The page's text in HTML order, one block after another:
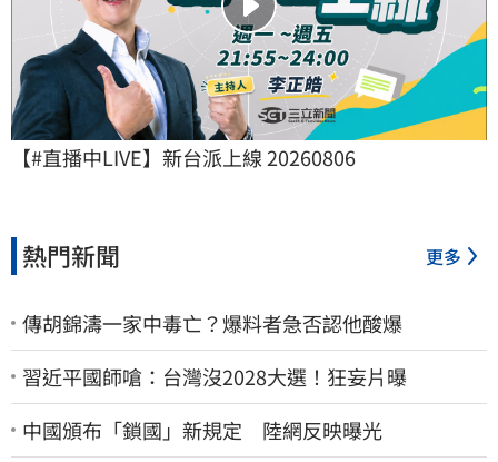
【#直播中LIVE】新台派上線 20260806
熱門新聞 更多
傳胡錦濤一家中毒亡？爆料者急否認他酸爆
習近平國師嗆：台灣沒2028大選！狂妄片曝
中國頒布「鎖國」新規定 陸網反映曝光